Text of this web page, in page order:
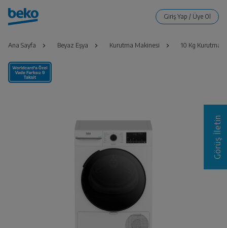
Ana Sayfa Beyaz Eşya Kurutma Makinesi 10 Kg Kurutma
Görüş İletin